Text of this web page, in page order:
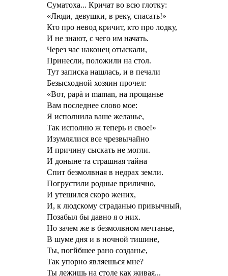
Суматоха... Кричат во всю глотку:
«Люди, девушки, в реку, спасать!»
Кто про невод кричит, кто про лодку,
И не знают, с чего им начать.
Через час наконец отыскали,
Принесли, положили на стол.
Тут записка нашлась, и в печали
Безысходной хозяин прочел:
«Вот, papà и maman, на прощанье
Вам последнее слово мое:
Я исполнила ваше желанье,
Так исполню ж теперь и свое!»
Изумлялися все чрезвычайно
И причину сыскать не могли.
И доныне та страшная тайна
Спит безмолвная в недрах земли.
Погрустили родные прилично,
И утешился скоро жених,
И, к людскому страданью привычный,
Позабыл бы давно я о них.
Но зачем же в безмолвном мечтанье,
В шуме дня и в ночной тишине,
Ты, погйбшее рано созданье,
Так упорно являешься мне?
Ты лежишь на столе как живая...